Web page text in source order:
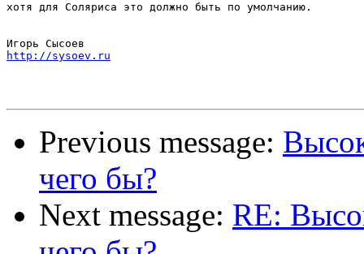
хотя для Соляриса это должно быть по умолчанию.
http://sysoev.ru
Previous message:
чего бы?
Next message: RE: